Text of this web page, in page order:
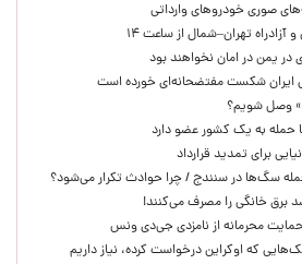
صوری خودروهای وارداتی
تهران–شمال از ساعت ۱۴
در یمن در امان نخواهند بود
ایران شکست مفتضحانه‌ای خورده است
وصل شویم؟
حمله به یک کشور عضو دارد
برای تمدید قرارداد
که اوکراین درخواست کرده، نیاز داریم